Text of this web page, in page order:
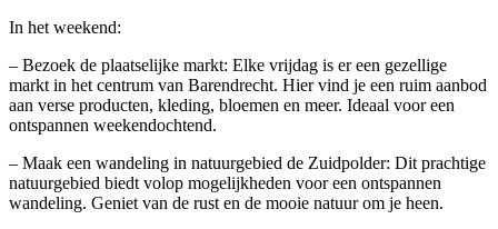
In het weekend:
– Bezoek de plaatselijke markt: Elke vrijdag is er een gezellige
markt in het centrum van Barendrecht. Hier vind je een ruim aanbod
aan verse producten, kleding, bloemen en meer. Ideaal voor een
ontspannen weekendochtend.
– Maak een wandeling in natuurgebied de Zuidpolder: Dit prachtige
natuurgebied biedt volop mogelijkheden voor een ontspannen
wandeling. Geniet van de rust en de mooie natuur om je heen.